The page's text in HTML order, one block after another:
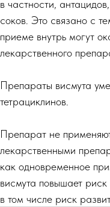
в частности,
соков. Это связано с
приеме внутрь могут
лекарственного
Препараты висмута
тетрациклинов.
Препарат не
лекарственными
как одновременное
висмута повышает
в том числе риск